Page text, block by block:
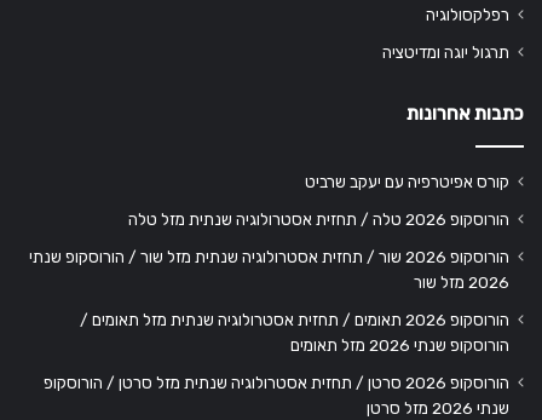
רפלקסולוגיה
תרגול יוגה ומדיטציה
כתבות אחרונות
קורס אפיטרפיה עם יעקב שרביט
הורוסקופ 2026 טלה / תחזית אסטרולוגיה שנתית מזל טלה
הורוסקופ 2026 שור / תחזית אסטרולוגיה שנתית מזל שור / הורוסקופ שנתי
2026 מזל שור
הורוסקופ 2026 תאומים / תחזית אסטרולוגיה שנתית מזל תאומים /
הורוסקופ שנתי 2026 מזל תאומים
הורוסקופ 2026 סרטן / תחזית אסטרולוגיה שנתית מזל סרטן / הורוסקופ
שנתי 2026 מזל סרטן